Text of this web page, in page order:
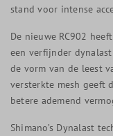
stand voor intense
De nieuwe RC902
een verfijnder
de vorm van de leest
versterkte mesh geeft
betere ademend
Shimano’s Dynalast